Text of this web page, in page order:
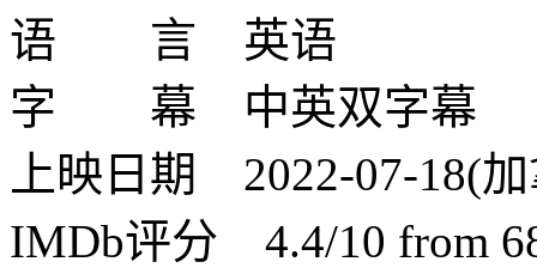
语 言 英语
字 幕 中英双字幕
上映日期 2022-07-18(
IMDb评分 4.4/10 from